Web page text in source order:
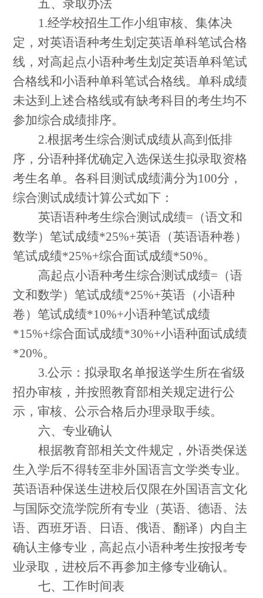
五、录取办法
1.经学校招生工作小组审核、集体决
定，对英语语种考生划定英语单科笔试合格
线，对高起点小语种考生划定英语单科笔试
合格线和小语种单科笔试合格线。单科成绩
未达到上述合格线或有缺考科目的考生均不
参加综合成绩排序。
2.根据考生综合测试成绩从高到低排
序，分语种择优确定入选保送生拟录取资格
考生名单。各科目测试成绩满分为100分，
综合测试成绩计算公式如下：
英语语种考生综合测试成绩= （语文和
数学）笔试成绩*25%+英语（英语语种卷）
笔试成绩*25%+综合面试成绩*50%。
高起点小语种考生综合测试成绩= （语
文和数学）笔试成绩*25%+英语（小语种
卷）笔试成绩*10%+小语种笔试成绩
*15%+综合面试成绩*30%+小语种面试成绩
*20%。
3.公示：拟录取名单报送学生所在省级
招办审核，并按照教育部相关规定进行公
示，审核、公示合格后办理录取手续。
六、专业确认
根据教育部相关文件规定，外语类保送
生入学后不得转至非外国语言文学类专业。
英语语种保送生进校后仅限在外国语言文化
与国际交流学院所有专业（英语、德语、法
语、西班牙语、日语、俄语、翻译）内自主
确认主修专业，高起点小语种考生按报考专
业录取，进校后不再参加主修专业确认。
七、工作时间表